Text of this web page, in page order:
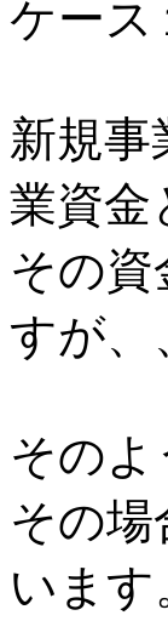
ケー
新規事
業資金
その
すが、
その
その
います